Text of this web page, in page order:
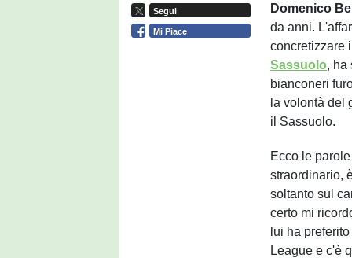
Segui
Mi Piace
Domenico
da anni.
concretizzare
Sassuolo, ha
bianconeri
la volontà del
il Sassuolo.
Ecco le
straordinario,
soltanto sul
certo mi
lui ha
League e c'è